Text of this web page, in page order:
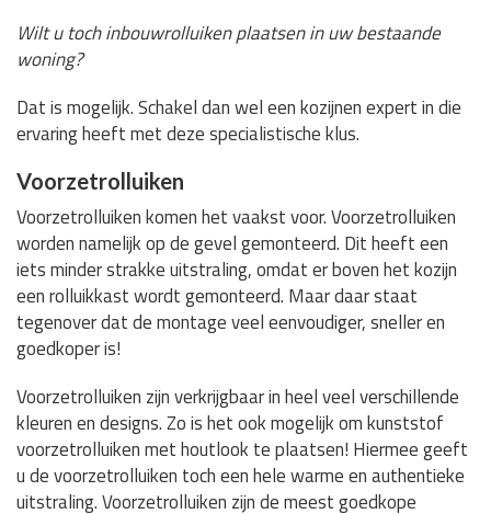
Wilt u toch inbouwrolluiken plaatsen in uw bestaande
woning?
Dat is mogelijk. Schakel dan wel een kozijnen expert in die
ervaring heeft met deze specialistische klus.
Voorzetrolluiken
Voorzetrolluiken komen het vaakst voor. Voorzetrolluiken
worden namelijk op de gevel gemonteerd. Dit heeft een
iets minder strakke uitstraling, omdat er boven het kozijn
een rolluikkast wordt gemonteerd. Maar daar staat
tegenover dat de montage veel eenvoudiger, sneller en
goedkoper is!
Voorzetrolluiken zijn verkrijgbaar in heel veel verschillende
kleuren en designs. Zo is het ook mogelijk om kunststof
voorzetrolluiken met houtlook te plaatsen! Hiermee geeft
u de voorzetrolluiken toch een hele warme en authentieke
uitstraling. Voorzetrolluiken zijn de meest goedkope